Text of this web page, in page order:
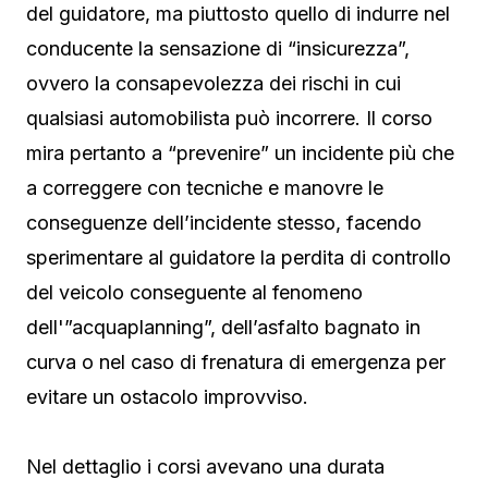
del guidatore, ma piuttosto quello di indurre nel
conducente la sensazione di “insicurezza”,
ovvero la consapevolezza dei rischi in cui
qualsiasi automobilista può incorrere. Il corso
mira pertanto a “prevenire” un incidente più che
a correggere con tecniche e manovre le
conseguenze dell’incidente stesso, facendo
sperimentare al guidatore la perdita di controllo
del veicolo conseguente al fenomeno
dell'”acquaplanning”, dell’asfalto bagnato in
curva o nel caso di frenatura di emergenza per
evitare un ostacolo improvviso.
Nel dettaglio i corsi avevano una durata